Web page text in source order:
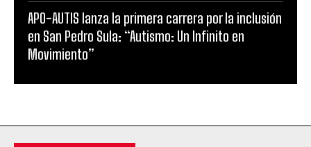
APO-AUTIS lanza la primera carrera por la inclusión
en San Pedro Sula: “Autismo: Un Infinito en
Movimiento”